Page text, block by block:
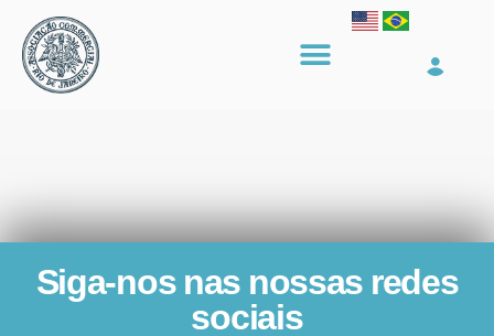
Siga-nos nas nossas redes
sociais